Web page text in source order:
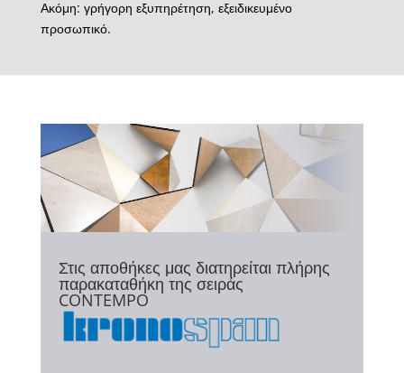
Ακόμη: γρήγορη εξυπηρέτηση, εξειδικευμένο
προσωπικό.
Στις αποθήκες μας διατηρείται πλήρης
παρακαταθήκη της σειράς
CONTEMPO